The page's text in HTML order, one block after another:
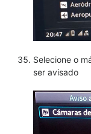
Selecione o
ser avisado